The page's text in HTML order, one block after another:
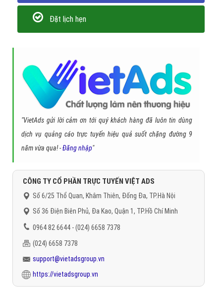
Đặt lịch hẹn
"VietAds gửi lời cảm ơn tới quý khách hàng đã luôn tin dùng
dịch vụ quảng cáo trực tuyến hiệu quả suốt chặng đường 9
năm vừa qua! -Đăng nhập"
CÔNG TY CỔ PHẦN TRỰC TUYẾN VIỆT ADS
Số 6/25 Thổ Quan, Khâm Thiên, Đống Đa, TP.Hà Nội
Số 36 Điện Biên Phủ, Đa Kao, Quận 1, TP.Hồ Chí Minh
0964 82 6644 - (024) 6658 7378
(024) 6658 7378
support@vietadsgroup.vn
https://vietadsgroup.vn